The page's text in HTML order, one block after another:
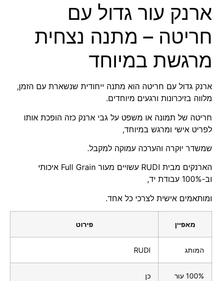
ארנק עור גדול עם
חריטה – מתנה נצחית
מרגשת במיוחד
ארנק גדול עם חריטה הוא מתנה ייחודית שנשארת עם הזמן,
מלווה בזיכרונות ורגעים מיוחדים.
חריטה של תמונה או משפט על גבי ארנק כזה הופכת אותו
לפריט אישי ומרגש במיוחד,
שמשדר יוקרה והערכה עמוקה למקבל.
הארנקים מבית RUDI עשויים מעור Full Grain איכותי
וב-100% עבודת יד,
ומותאמים אישית לצרכי כל אחד.
מאפיין פירוט
המותג RUDI
100% עור
כן